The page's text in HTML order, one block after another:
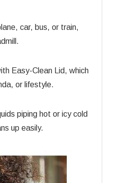
car, bus, or train,
Easy-Clean Lid, which
or lifestyle.
piping hot or icy cold
up easily.